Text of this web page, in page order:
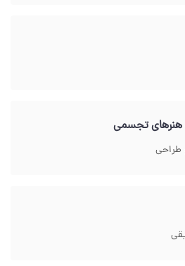
تجسمی
طراحی